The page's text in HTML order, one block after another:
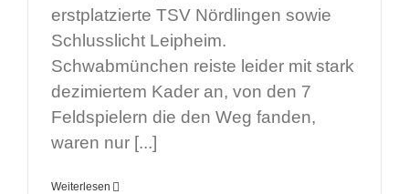
erstplatzierte TSV Nördlingen sowie
Schlusslicht Leipheim.
Schwabmünchen reiste leider mit stark
dezimiertem Kader an, von den 7
Feldspielern die den Weg fanden,
waren nur [...]
Weiterlesen